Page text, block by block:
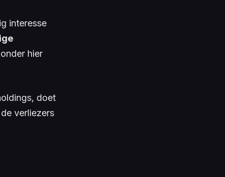
interesse
hier
doet
verliezers